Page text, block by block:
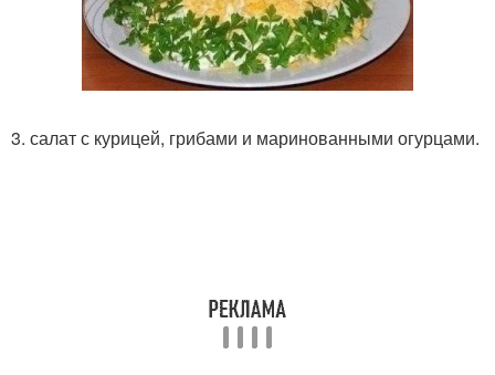
3. салат с курицей, грибами и маринованными огурцами.